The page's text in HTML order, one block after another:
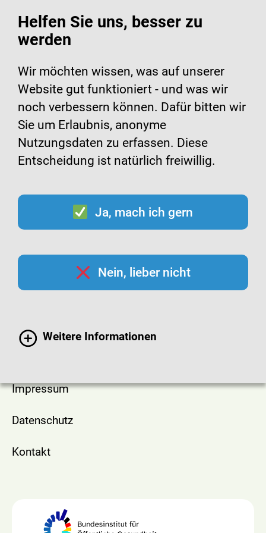
Helfen Sie uns, besser zu
werden
Wir möchten wissen, was auf unserer
Website gut funktioniert - und was wir
noch verbessern können. Dafür bitten wir
Sie um Erlaubnis, anonyme
Nutzungsdaten zu erfassen. Diese
Entscheidung ist natürlich freiwillig.
Ja, mach ich gern
Nein, lieber nicht
Weitere Informationen
Grippe-Impfcheck starten!
Erklärung zur Barrierefreiheit
Impressum
Datenschutz
Kontakt